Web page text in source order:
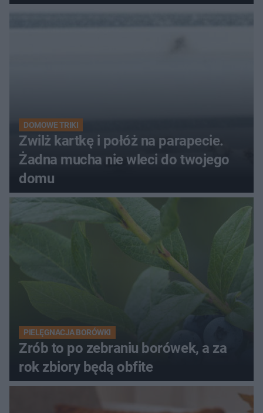
kobiety
DOMOWE TRIKI
Zwilż kartkę i połóż na parapecie.
Żadna mucha nie wleci do twojego
domu
PIELĘGNACJA BORÓWKI
Zrób to po zebraniu borówek, a za
rok zbiory będą obfite